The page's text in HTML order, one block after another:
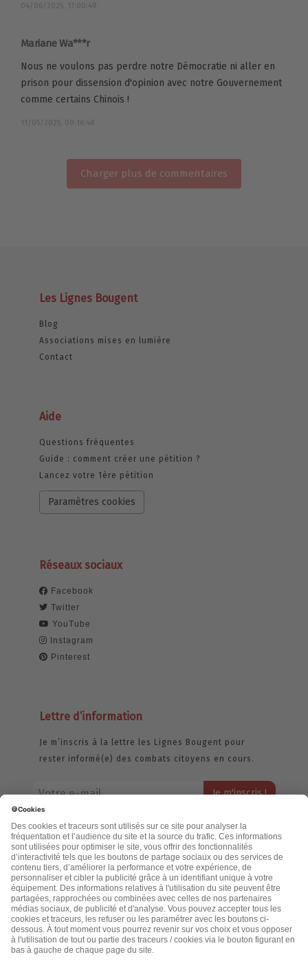
04/06/2025, 17:00:49
Mariane Wa***r
Nous ne voulons pas perdre notre Démocratie ni aller en
prison pour dissension d'opinion avec notre Gouvernement
comme certains Chinois !
11/05/2025, 09:16:48
Charger plus de commentaires
Les Lignes Bougent
Blog
Associations mises en lumière
Contact
Aide
Questions fréquentes
Guide : comment créer une pétition ?
Lancez votre 1ère pétition
Paramètres cookies
Réseaux sociaux
Facebook
Twitter
YouTube
Instagram
Pinterest
Lettre d’information
Je m’inscris à la lettre les Lignes Bougent pour
rester informé(e) des combats citoyens en cours.
jamais échangée. Pour consulter notre politique de confidentialité,
cliquez ici.
Accueil
Politique de confidentialité
Cookies